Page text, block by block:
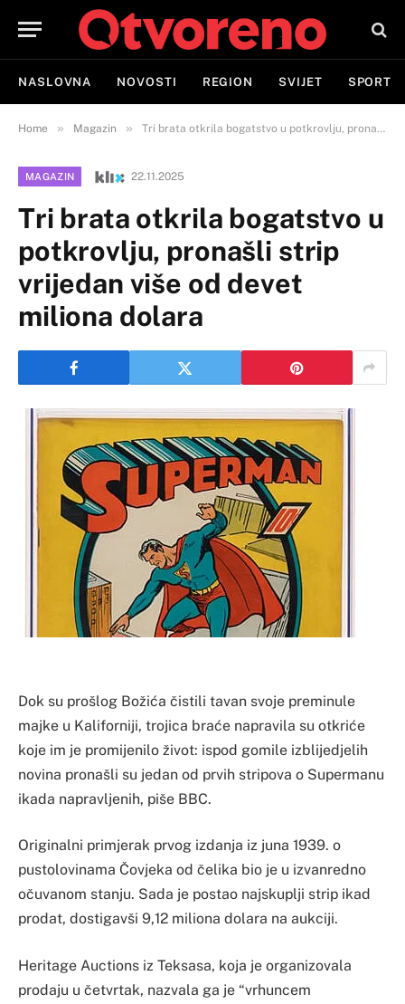
NASLOVNA NOVOSTI REGION SVIJET SPORT
Home » Magazin » Tri brata otkrila bogatstvo u potkrovlju, pronašli strip vrijedan više od devet miliona dolara
MAGAZIN 22.11.2025
Tri brata otkrila bogatstvo u
potkrovlju, pronašli strip
vrijedan više od devet
miliona dolara
Dok su prošlog Božića čistili tavan svoje preminule
majke u Kaliforniji, trojica braće napravila su otkriće
koje im je promijenilo život: ispod gomile izblijedjelih
novina pronašli su jedan od prvih stripova o Supermanu
ikada napravljenih, piše BBC.
Originalni primjerak prvog izdanja iz juna 1939. o
pustolovinama Čovjeka od čelika bio je u izvanredno
očuvanom stanju. Sada je postao najskuplji strip ikad
prodat, dostigavši 9,12 miliona dolara na aukciji.
Heritage Auctions iz Teksasa, koja je organizovala
prodaju u četvrtak, nazvala ga je “vrhuncem